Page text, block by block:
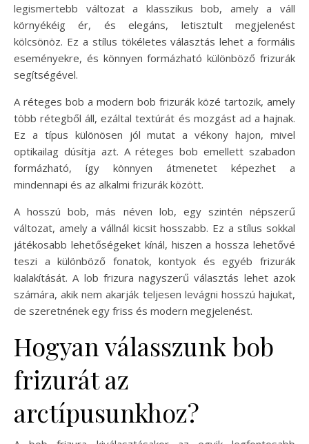
legismertebb változat a klasszikus bob, amely a váll
környékéig ér, és elegáns, letisztult megjelenést
kölcsönöz. Ez a stílus tökéletes választás lehet a formális
eseményekre, és könnyen formázható különböző frizurák
segítségével.
A réteges bob a modern bob frizurák közé tartozik, amely
több rétegből áll, ezáltal textúrát és mozgást ad a hajnak.
Ez a típus különösen jól mutat a vékony hajon, mivel
optikailag dúsítja azt. A réteges bob emellett szabadon
formázható, így könnyen átmenetet képezhet a
mindennapi és az alkalmi frizurák között.
A hosszú bob, más néven lob, egy szintén népszerű
változat, amely a vállnál kicsit hosszabb. Ez a stílus sokkal
játékosabb lehetőségeket kínál, hiszen a hossza lehetővé
teszi a különböző fonatok, kontyok és egyéb frizurák
kialakítását. A lob frizura nagyszerű választás lehet azok
számára, akik nem akarják teljesen levágni hosszú hajukat,
de szeretnének egy friss és modern megjelenést.
Hogyan válasszunk bob
frizurát az
arctípusunkhoz?